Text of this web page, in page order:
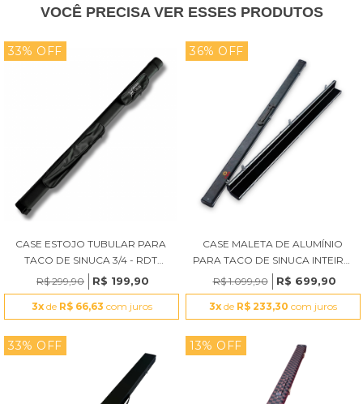
VOCÊ PRECISA VER ESSES PRODUTOS
33% OFF
CASE ESTOJO TUBULAR PARA
TACO DE SINUCA 3/4 - RDT
PRETO
R$ 299,90 R$ 199,90
3xde R$ 66,63 com juros
36% OFF
CASE MALETA DE ALUMÍNIO
PARA TACO DE SINUCA INTEIRO
OMIN
R$ 1.099,90 R$ 699,90
3x de R$ 233,30 com juros
33% OFF 13% OFF